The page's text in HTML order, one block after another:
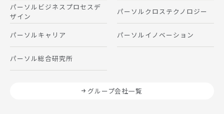
パーソルビジネスプロセスデ
ザイン
パーソルクロステクノロジー
パーソルキャリア パーソルイノベーション
パーソル総合研究所
グループ会社一覧